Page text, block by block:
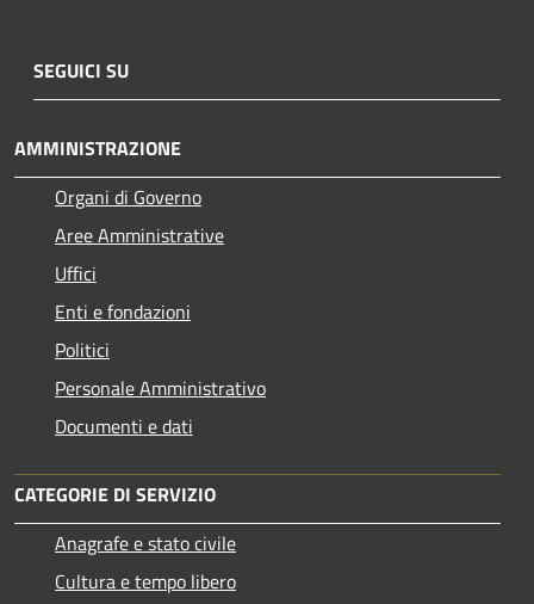
SEGUICI SU
AMMINISTRAZIONE
Organi di Governo
Aree Amministrative
Uffici
Enti e fondazioni
Politici
Personale Amministrativo
Documenti e dati
CATEGORIE DI SERVIZIO
Anagrafe e stato civile
Cultura e tempo libero